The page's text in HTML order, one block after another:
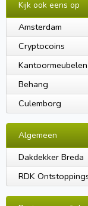
Kijk ook eens op
Amsterdam
Cryptocoins
Kantoormeubelen
Behang
Culemborg
Algemeen
Dakdekker Breda
RDK